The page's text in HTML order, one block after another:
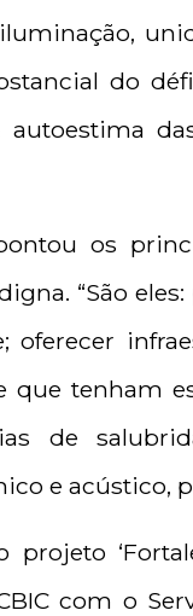
do
os
“São
oferecer
que tenham
de
e acústico,
projeto
CBIC com o